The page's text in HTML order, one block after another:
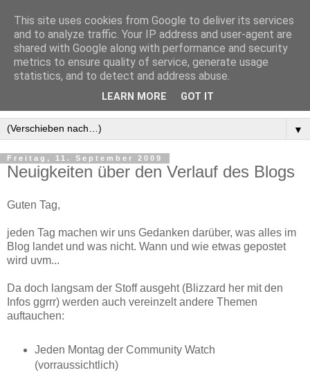
▼
Freitag, 11. September 2009
Neuigkeiten über den Verlauf des Blogs
Guten Tag,
jeden Tag machen wir uns Gedanken darüber, was alles im
Blog landet und was nicht. Wann und wie etwas gepostet
wird uvm...
Da doch langsam der Stoff ausgeht (Blizzard her mit den
Infos ggrrr) werden auch vereinzelt andere Themen
auftauchen:
Jeden Montag der Community Watch
(vorraussichtlich)
This site uses cookies from Google to deliver its services
and to analyze traffic. Your IP address and user-agent are
shared with Google along with performance and security
metrics to ensure quality of service, generate usage
statistics, and to detect and address abuse.
LEARN MORE GOT IT